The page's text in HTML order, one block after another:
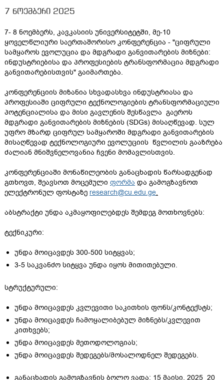
7 ნოემბერი 2025
7- 8 ნოემბერს, კავკასიის უნივერსიტეტში, მე-10
ყოველწლიური საერთაშორისო კონფერენცია - "ციფრული
სამყაროს ევოლუცია და მდგრადი განვითარების მიზნები:
ინდუსტრიებისა და პროფესიების ტრანსფორმაცია მდგრადი
განვითარებისთვის" გაიმართება.
კონფერენციის მიზანია სხვადასხვა ინდუსტრიასა და
პროფესიაში ციფრული ტექნოლოგიების ტრანსფორმაციული
პოტენციალისა და მისი გავლენის შესწავლა გაეროს
მდგრადი განვითარების მიზნების (SDGs) მისაღწევად. სულ
უფრო მზარდ ციფრულ სამყაროში მდგრადი განვითარების
მისაღწევად ტექნოლოგიური ევოლუციის წვლილის გააზრება
ძალიან მნიშვნელოვანია ჩვენი მომავლისთვის.
კონფერენციაში მონაწილეობის განაცხადის წარსადგენად
გთხოვთ, შეავსოთ მოცემული ფორმა და გამოგზავნოთ
ელექტრონულ ფოსტაზე research@cu.edu.ge.
აბსტრაქტი უნდა აკმაყოფილებდეს შემდეგ მოთხოვნებს:
ტექნიკური:
უნდა მოიცავდეს 300-500 სიტყვას;
3-5 საკვანძო სიტყვა უნდა იყოს მითითებული.
სტრუქტურული:
უნდა მოიცავდეს კვლევითი საკითხის ფონს/კონტექსტს;
უნდა მოიცავდეს ჩამოყალიბებულ მიზნებს/კვლევით
კითხვებს;
უნდა მოიცავდეს მეთოდოლოგიას;
უნდა მოიცავდეს შედეგებს/მოსალოდნელ შედეგებს.
განაცხადის გამოგზავნის ბოლო ვადა: 15 მაისი, 2025 20